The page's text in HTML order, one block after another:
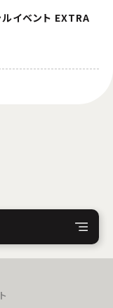
イベント EXTRA